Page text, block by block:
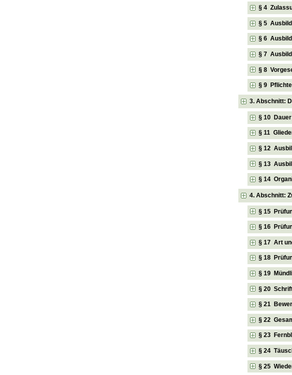
§ 4
§ 5
§ 6
§ 7
§ 8
§ 9
3. Abschnitt:
§ 10
§ 11
§ 12
§ 13
§ 14
4. Abschnitt:
§ 15
§ 16
§ 17 Art
§ 18
§ 19
§ 20
§ 21
§ 22
§ 23
§ 24
§ 25